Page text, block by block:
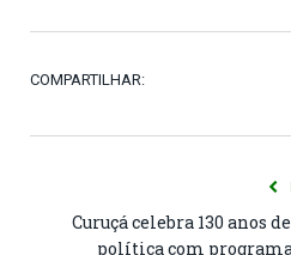
COMPARTILHAR:
Curuçá celebra 130 anos
política com